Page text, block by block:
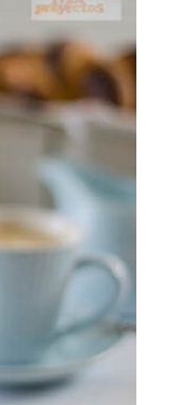
un snack ligero,
Es el